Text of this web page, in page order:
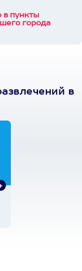
в пункты
города
в